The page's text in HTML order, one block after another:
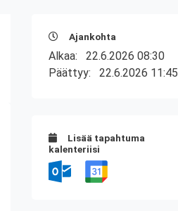
Ajankohta
Alkaa: 22.6.2026 08:30
Päättyy: 22.6.2026 11:45
Lisää tapahtuma
kalenteriisi